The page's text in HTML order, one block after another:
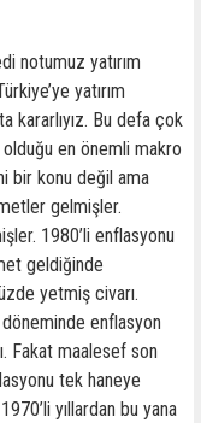
notumuz yatırım
yatırım
kararlıyız. Bu defa çok
olduğu en önemli makro
bir konu değil ama
gelmişler.
1980’li enflasyonu
geldiğinde
yetmiş civarı.
döneminde enflasyon
Fakat maalesef son
tek haneye
yıllardan bu yana